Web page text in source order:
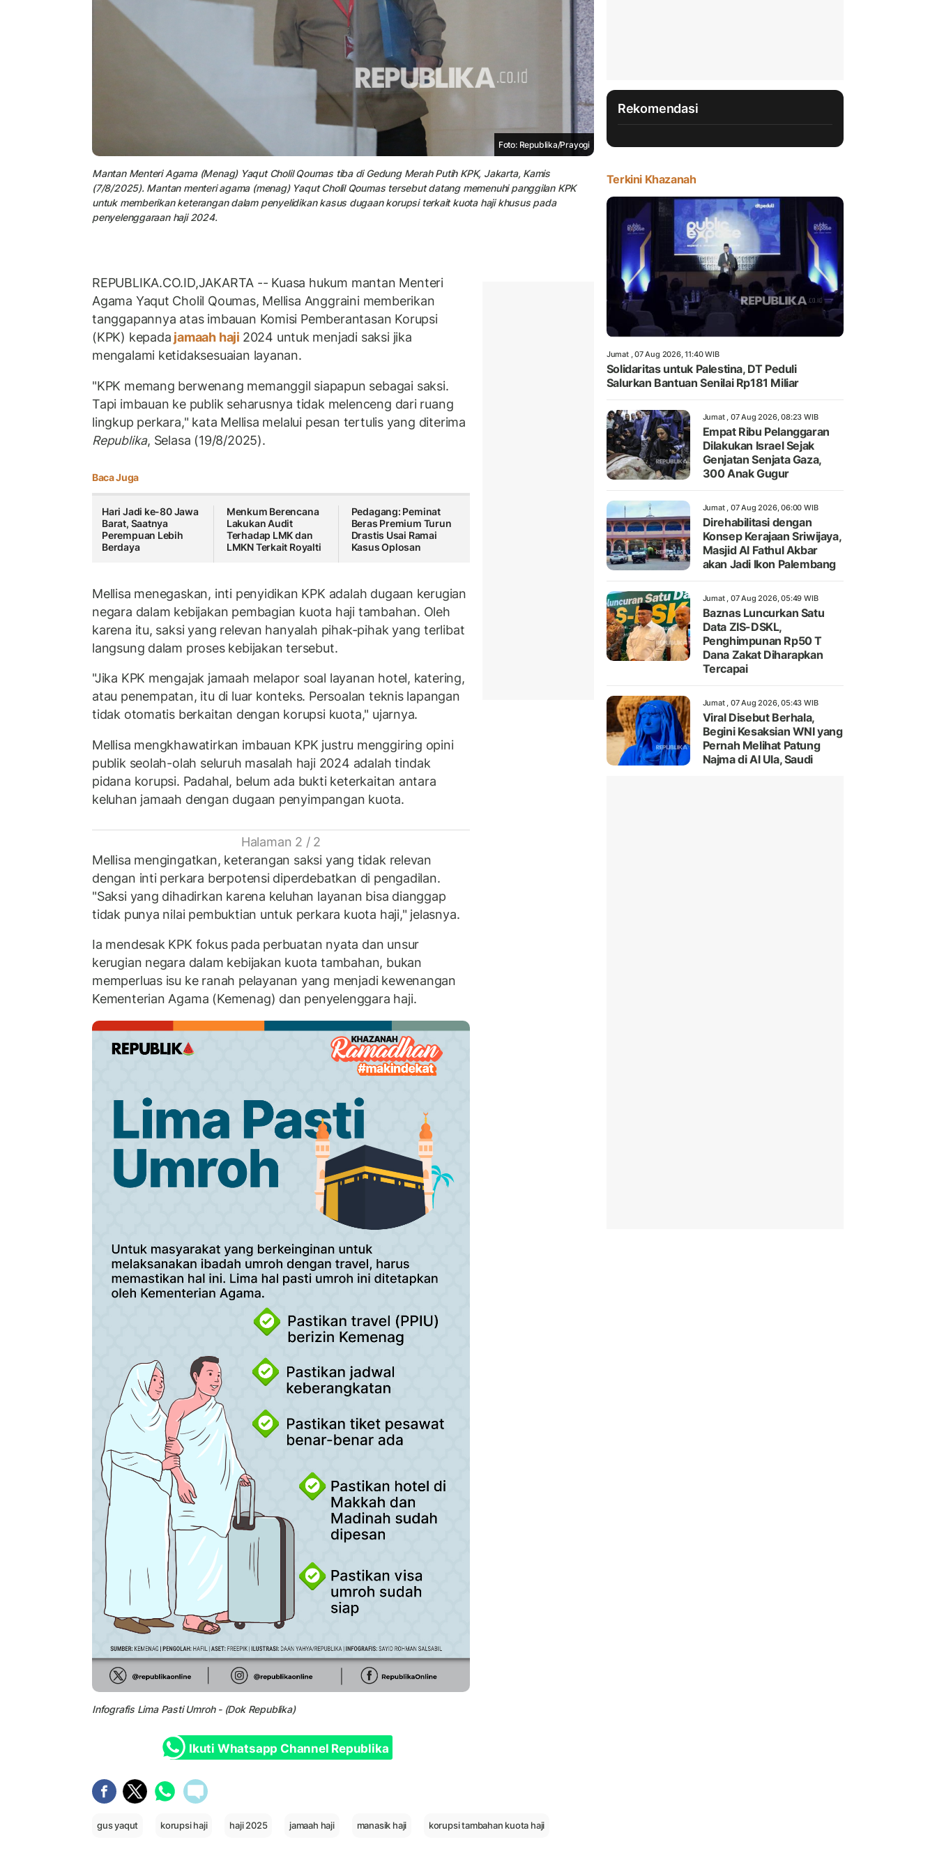
Foto: Republika/Prayogi
Mantan Menteri Agama (Menag) Yaqut Cholil Qoumas tiba di Gedung Merah Putih KPK, Jakarta, Kamis
(7/8/2025). Mantan menteri agama (menag) Yaqut Cholil Qoumas tersebut datang memenuhi panggilan KPK
untuk memberikan keterangan dalam penyelidikan kasus dugaan korupsi terkait kuota haji khusus pada
penyelenggaraan haji 2024.
REPUBLIKA.CO.ID,JAKARTA -- Kuasa hukum mantan Menteri
Agama Yaqut Cholil Qoumas, Mellisa Anggraini memberikan
tanggapannya atas imbauan Komisi Pemberantasan Korupsi
(KPK) kepada jamaah haji 2024 untuk menjadi saksi jika
mengalami ketidaksesuaian layanan.
"KPK memang berwenang memanggil siapapun sebagai saksi.
Tapi imbauan ke publik seharusnya tidak melenceng dari ruang
lingkup perkara," kata Mellisa melalui pesan tertulis yang diterima
Republika, Selasa (19/8/2025).
Baca Juga
Hari Jadi ke-80 Jawa
Barat, Saatnya
Perempuan Lebih
Berdaya
Menkum Berencana
Lakukan Audit
Terhadap LMK dan
LMKN Terkait Royalti
Pedagang: Peminat
Beras Premium Turun
Drastis Usai Ramai
Kasus Oplosan
Mellisa menegaskan, inti penyidikan KPK adalah dugaan kerugian
negara dalam kebijakan pembagian kuota haji tambahan. Oleh
karena itu, saksi yang relevan hanyalah pihak-pihak yang terlibat
langsung dalam proses kebijakan tersebut.
"Jika KPK mengajak jamaah melapor soal layanan hotel, katering,
atau penempatan, itu di luar konteks. Persoalan teknis lapangan
tidak otomatis berkaitan dengan korupsi kuota," ujarnya.
Mellisa mengkhawatirkan imbauan KPK justru menggiring opini
publik seolah-olah seluruh masalah haji 2024 adalah tindak
pidana korupsi. Padahal, belum ada bukti keterkaitan antara
keluhan jamaah dengan dugaan penyimpangan kuota.
Halaman 2 / 2
Mellisa mengingatkan, keterangan saksi yang tidak relevan
dengan inti perkara berpotensi diperdebatkan di pengadilan.
"Saksi yang dihadirkan karena keluhan layanan bisa dianggap
tidak punya nilai pembuktian untuk perkara kuota haji," jelasnya.
Ia mendesak KPK fokus pada perbuatan nyata dan unsur
kerugian negara dalam kebijakan kuota tambahan, bukan
memperluas isu ke ranah pelayanan yang menjadi kewenangan
Kementerian Agama (Kemenag) dan penyelenggara haji.
Infografis Lima Pasti Umroh - (Dok Republika)
Ikuti Whatsapp Channel Republika
gus yaqut korupsi haji haji 2025 jamaah haji manasik haji korupsi tambahan kuota haji
Rekomendasi
Terkini Khazanah
Jumat , 07 Aug 2026, 11:40 WIB
Solidaritas untuk Palestina, DT Peduli
Salurkan Bantuan Senilai Rp181 Miliar
Jumat , 07 Aug 2026, 08:23 WIB
Empat Ribu Pelanggaran
Dilakukan Israel Sejak
Genjatan Senjata Gaza,
300 Anak Gugur
Jumat , 07 Aug 2026, 06:00 WIB
Direhabilitasi dengan
Konsep Kerajaan Sriwijaya,
Masjid Al Fathul Akbar
akan Jadi Ikon Palembang
Jumat , 07 Aug 2026, 05:49 WIB
Baznas Luncurkan Satu
Data ZIS-DSKL,
Penghimpunan Rp50 T
Dana Zakat Diharapkan
Tercapai
Jumat , 07 Aug 2026, 05:43 WIB
Viral Disebut Berhala,
Begini Kesaksian WNI yang
Pernah Melihat Patung
Najma di Al Ula, Saudi